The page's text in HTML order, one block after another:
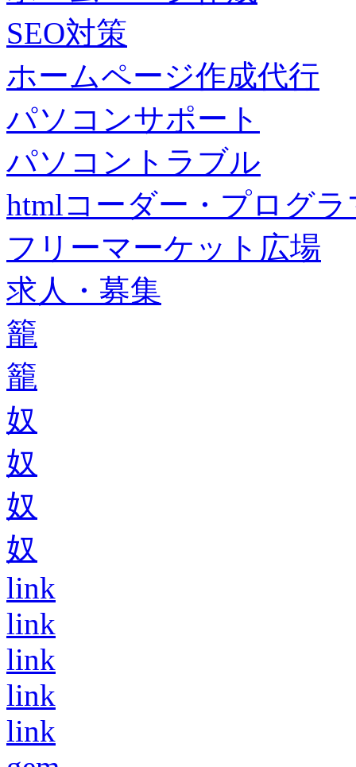
SEO対策
ホームページ作成代行
パソコンサポート
パソコントラブル
htmlコーダー・プログラ
フリーマーケット広場
求人・募集
籠
籠
奴
奴
奴
奴
link
link
link
link
link